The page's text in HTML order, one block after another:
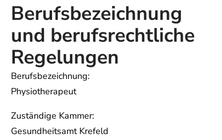
Berufsbezeichnung
und berufsrechtliche
Regelungen
Berufsbezeichnung:
Physiotherapeut
Zuständige Kammer:
Gesundheitsamt Krefeld